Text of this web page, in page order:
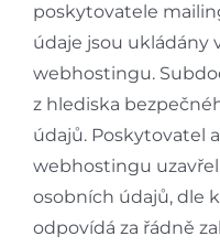
poskytovatele
údaje jsou ukládány
webhostingu.
z hlediska
údajů. Poskytovatel
webhostingu
osobních údajů, dle
odpovídá za řádně